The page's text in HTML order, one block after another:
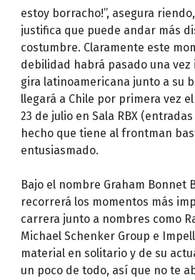
estoy borracho!”, asegura
justifica que puede andar más
costumbre. Claramente este
debilidad habrá pasado una vez
gira latinoamericana junto a su
llegará a Chile por primera vez
23 de julio en Sala RBX
hecho que tiene al frontman
entusiasmado.
Bajo el nombre Graham Bonnet
recorrerá los momentos más
carrera junto a nombres como
Michael Schenker Group e
material en solitario y de su
un poco de todo, así que no te